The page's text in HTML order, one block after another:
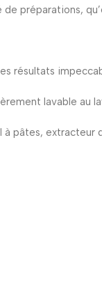
préparations,
résultats
lavable au
pâtes, extracteur